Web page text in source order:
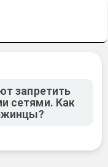
запретить
сетями. Как